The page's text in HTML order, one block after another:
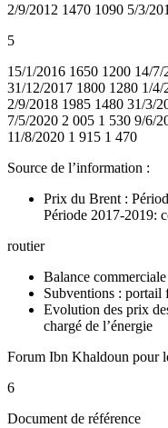
2/9/2012 1470 1090 5/3/
5
15/1/2016 1650 1200 14/
31/12/2017 1800 1280 1/
2/9/2018 1985 1480 31/3/
7/5/2020 2 005 1 530 9/6/
11/8/2020 1 915 1 470
Source de l’information :
Prix du Brent :
Période 2017-2019:
routier
Balance
Subventions : portail
Evolution des prix
chargé de l’énergie
Forum Ibn Khaldoun pour
6
Document de référence